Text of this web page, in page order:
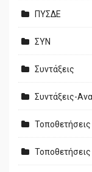
ΠΥΣΔΕ
ΣΥΝ
Συντάξεις
Συντάξεις-
Τοποθετήσεις